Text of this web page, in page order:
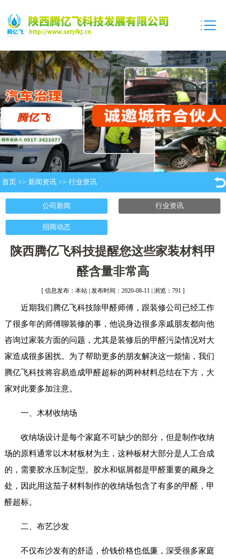
首页 >> 新闻资讯 >> 行业资讯
公司新闻 行业资讯
招商动态
陕西腾亿飞科技提醒您这些家装材料甲
醛含量非常高
[ 信息发布：本站 | 发布时间：2020-08-11 | 浏览：791 ]
近期我们腾亿飞科技除甲醛师傅，跟装修公司已经工作
了很多年的师傅聊装修的事，他说身边很多亲戚朋友都向他
咨询过家装方面的问题，尤其是装修后的甲醛污染情况对大
家造成很多困扰。为了帮助更多的朋友解决这一烦恼，我们
腾亿飞科技将容易造成甲醛超标的两种材料总结在下方，大
家对此要多加注意。
一、木材收纳场
收纳场设计是每个家庭不可缺少的部分，但是制作收纳
场的原料通常以木材板材为主，这种板材大部分是人工合成
的，需要胶水压制定型。胶水和锯屑都是甲醛重要的藏身之
处，因此用这茄子材料制作的收纳场包含了有多的甲醛，甲
醛超标。
二、布艺沙发
不仅布沙发有的舒适，价钱价格也低廉，深受很多家庭